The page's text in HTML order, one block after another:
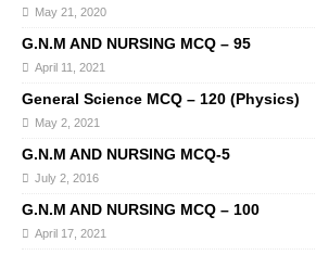
May 21, 2020
G.N.M AND NURSING MCQ – 95
April 11, 2021
General Science MCQ – 120 (Physics)
May 2, 2021
G.N.M AND NURSING MCQ-5
July 2, 2016
G.N.M AND NURSING MCQ – 100
April 17, 2021